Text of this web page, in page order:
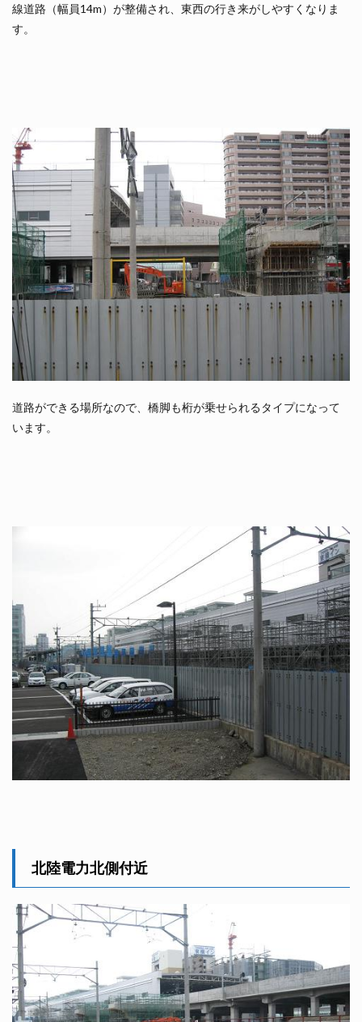
線道路（幅員14m）が整備され、東西の行き来がしやすくなりま
す。
道路ができる場所なので、橋脚も桁が乗せられるタイプになって
います。
北陸電力北側付近